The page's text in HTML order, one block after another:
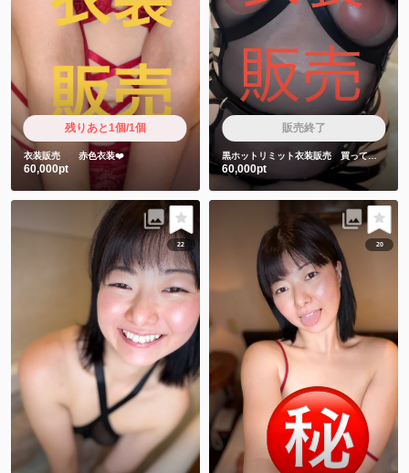
残りあと1個/1個
衣装販売 赤色衣装❤️
60,000pt
販売終了
黒ホットリミット衣装販売 買ってくれた人しか見れない特典動画2本付き❤️
60,000pt
22 20